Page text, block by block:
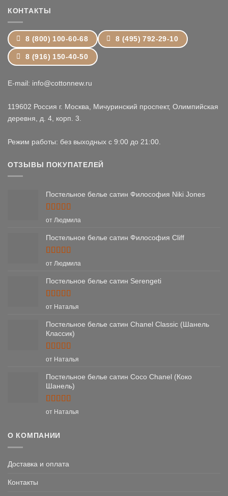
КОНТАКТЫ
8 (800) 100-60-68 8 (495) 792-29-10
8 (916) 150-40-50
E-mail: info@cottonnew.ru
119602 Россия г. Москва, Мичуринский проспект, Олимпийская
деревня, д. 4, корп. 3.
Режим работы: без выходных с 9:00 до 21:00.
ОТЗЫВЫ ПОКУПАТЕЛЕЙ
Постельное белье сатин Философия Niki Jones
Оценка5
от Людмила
Постельное белье сатин Философия Cliff
Оценка5
от Людмила
Постельное белье сатин Serengeti
Оценка5
от Наталья
Постельное белье сатин Chanel Classic (Шанель
Классик)
Оценка5
от Наталья
Постельное белье сатин Coco Chanel (Коко
Шанель)
Оценка5
от Наталья
О КОМПАНИИ
Доставка и оплата
Контакты